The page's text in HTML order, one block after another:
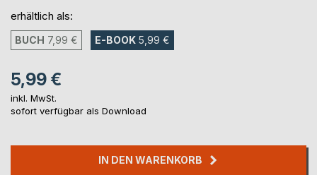
erhältlich als:
BUCH 7,99 € E-BOOK 5,99 €
5,99 €
inkl. MwSt.
sofort verfügbar als Download
IN DEN WARENKORB